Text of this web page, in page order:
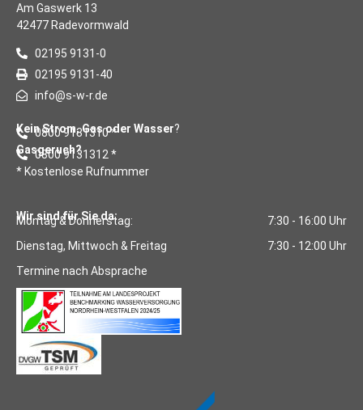
Am Gaswerk 13
42477 Radevormwald
02195 9131-0
02195 9131-40
info@s-w-r.de
Kein Strom, Gas oder Wasser?
0800 9131310 *
Gasgeruch?
0800 9131312 *
* Kostenlose Rufnummer
Wir sind für Sie da:
Montag & Donnerstag:
7:30 - 16:00 Uhr
Dienstag, Mittwoch & Freitag
7:30 - 12:00 Uhr
Termine nach Absprache